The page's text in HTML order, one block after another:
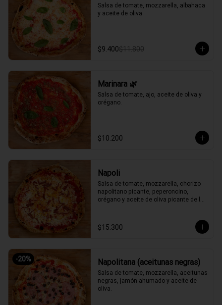
Salsa de tomate, mozzarella, albahaca
y aceite de oliva.
$9.400$11.800
Marinara 🌿
Salsa de tomate, ajo, aceite de oliva y
orégano.
$10.200
Napoli
Salsa de tomate, mozzarella, chorizo
napolitano picante, peperoncino,
orégano y aceite de oliva picante de la
$15.300
-20% Napolitana (aceitunas negras)
Salsa de tomate, mozzarella, aceitunas
negras, jamón ahumado y aceite de
oliva.